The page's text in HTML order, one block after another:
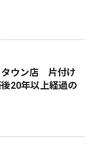
タウン店 片付け
20年以上経過の